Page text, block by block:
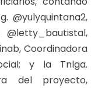
@yulyquintana2,
Coordinadora
y la Tnlga.
del proyecto,